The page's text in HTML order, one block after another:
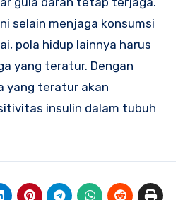
selain menjaga konsumsi
pola hidup lainnya harus
yang teratur. Dengan
yang teratur akan
insulin dalam tubuh